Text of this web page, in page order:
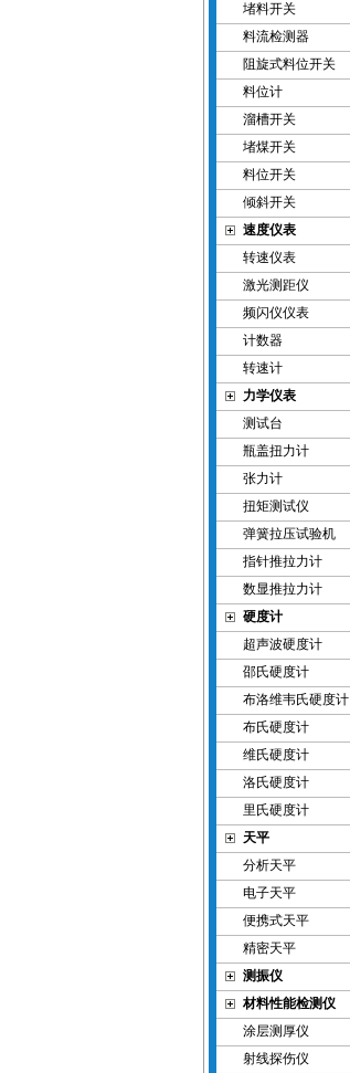
堵料开关
料流检测器
阻旋式料位开关
料位计
溜槽开关
堵煤开关
料位开关
倾斜开关
速度仪表
转速仪表
激光测距仪
频闪仪仪表
计数器
转速计
力学仪表
测试台
瓶盖扭力计
张力计
扭矩测试仪
弹簧拉压试验机
指针推拉力计
数显推拉力计
硬度计
超声波硬度计
邵氏硬度计
布洛维韦氏硬度计
布氏硬度计
维氏硬度计
洛氏硬度计
里氏硬度计
天平
分析天平
电子天平
便携式天平
精密天平
测振仪
材料性能检测仪
涂层测厚仪
射线探伤仪